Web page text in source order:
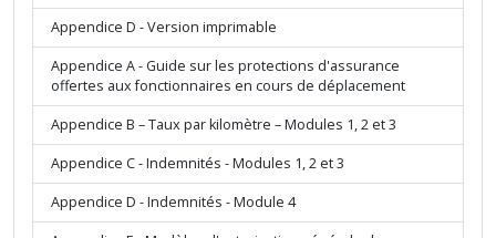
Appendice D - Version imprimable
Appendice A - Guide sur les protections d'assurance
offertes aux fonctionnaires en cours de déplacement
Appendice B – Taux par kilomètre – Modules 1, 2 et 3
Appendice C - Indemnités - Modules 1, 2 et 3
Appendice D - Indemnités - Module 4